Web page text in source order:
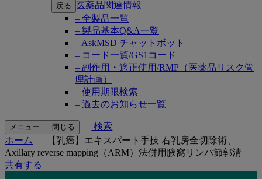
戻る
医薬品関連情報
– 全製品一覧
– 製品基本Q&A一覧
– AskMSD チャットボット
– コード一覧/GS1コード
– 副作用・適正使用/RMP（医薬品リスク管
理計画）
– 使用期限検索
– 過去のお知らせ一覧
メニュー 閉じる
検索
ホーム
【乳癌】エキスパート手技 右乳房全切除術、
Axillary reverse mapping（ARM）法併⽤腋窩リンパ節郭清
共有する